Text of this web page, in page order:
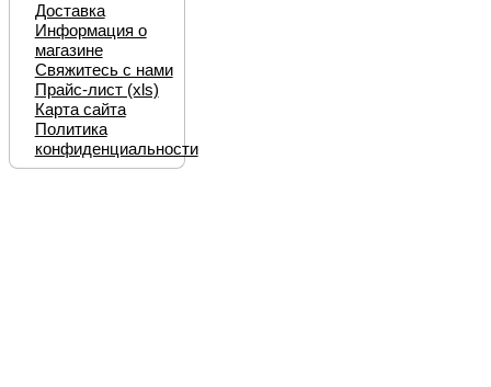
Доставка
Информация о
магазине
Свяжитесь с нами
Прайс-лист (xls)
Карта сайта
Политика
конфиденциальности